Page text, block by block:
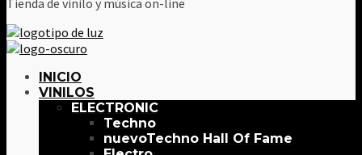
Tienda de vinilo y música on-line
INICIO
VINILOS
ELECTRONIC
Techno
Techno Hall Of Fame